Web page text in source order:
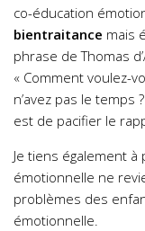
co-éducation
bientraitance mais
phrase de Thomas
« Comment voulez-
n’avez pas le temps
est de pacifier le
Je tiens également
émotionnelle ne
problèmes des
émotionnelle.